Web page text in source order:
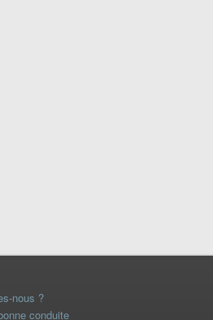
nous ?
conduite